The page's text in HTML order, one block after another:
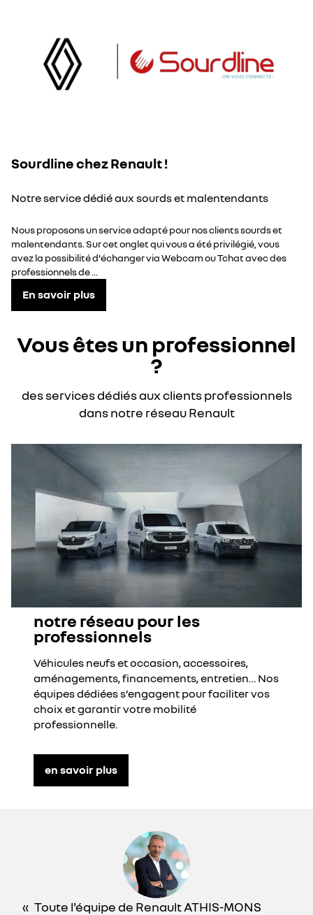
Sourdline chez Renault !
Notre service dédié aux sourds et malentendants
Nous proposons un service adapté pour nos clients sourds et
malentendants. Sur cet onglet qui vous a été privilégié, vous
avez la possibilité d'échanger via Webcam ou Tchat avec des
professionnels de ...
En savoir plus
Vous êtes un professionnel
?
des services dédiés aux clients professionnels
dans notre réseau Renault
notre réseau pour les
professionnels
Véhicules neufs et occasion, accessoires,
aménagements, financements, entretien… Nos
équipes dédiées s’engagent pour faciliter vos
choix et garantir votre mobilité
professionnelle.
en savoir plus
Toute l'équipe de Renault ATHIS-MONS